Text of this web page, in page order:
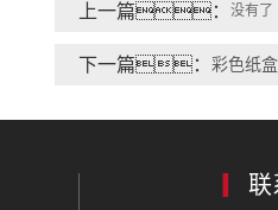
上一篇： 没有了
下一篇： 彩色纸盒
联